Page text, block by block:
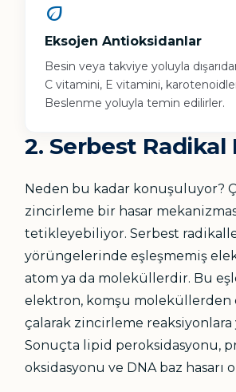
eco
Eksojen Antioksidanlar
Besin veya takviye yoluyla
C vitamini, E vitamini,
Beslenme yoluyla temin edilirler.
2. Serbest Radikal
Neden bu kadar konuşuluyor?
zincirleme bir hasar
tetikleyebiliyor. Serbest
yörüngelerinde eşleşmemiş
atom ya da moleküllerdir. Bu
elektron, komşu moleküllerden
çalarak zincirleme reaksiyonlara
Sonuçta lipid peroksidasyonu,
oksidasyonu ve DNA baz hasarı